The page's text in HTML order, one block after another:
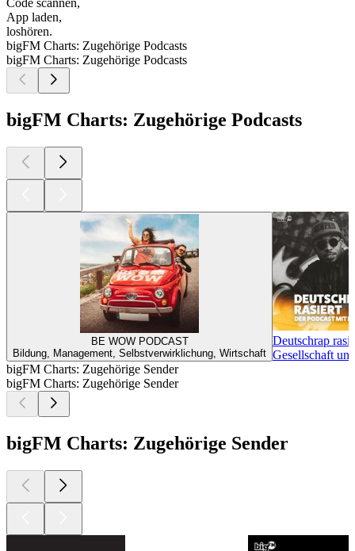
Code scannen,
App laden,
loshören.
bigFM Charts: Zugehörige Podcasts
bigFM Charts: Zugehörige Podcasts
bigFM Charts: Zugehörige Podcasts
BE WOW PODCAST
Bildung, Management, Selbstverwirklichung, Wirtschaft
Deutschrap
Gesellschaft
bigFM Charts: Zugehörige Sender
bigFM Charts: Zugehörige Sender
bigFM Charts: Zugehörige Sender